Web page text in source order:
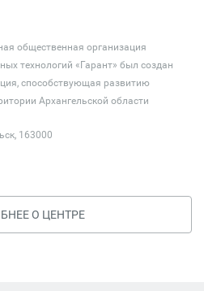
общественная организация
технологий «Гарант» был создан
способствующая развитию
Архангельской области
163000
О ЦЕНТРЕ